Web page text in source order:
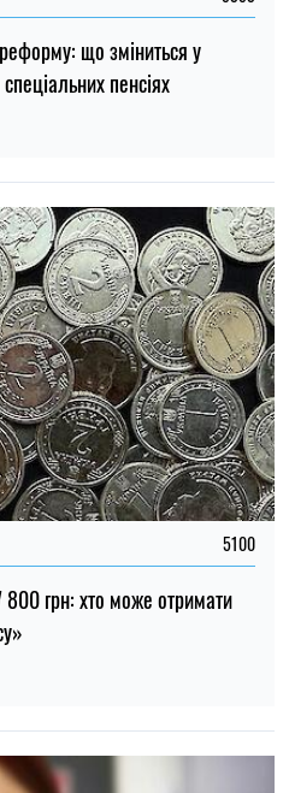
реформу: що зміниться у
пенсіях
5100
грн: хто може отримати